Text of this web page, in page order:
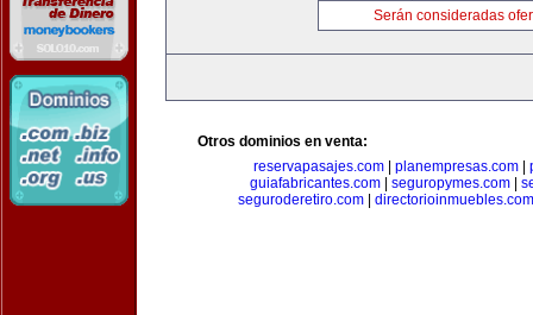
Serán consideradas
Otros dominios en venta:
reservapasajes.com
planempresas.com
guiafabricantes.com| seguropymes.com|
seguroderetiro.com| directorioinmuebles.com